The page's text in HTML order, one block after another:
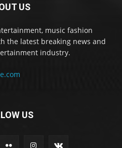
US
music fashion
the latest breaking news and
industry.
US